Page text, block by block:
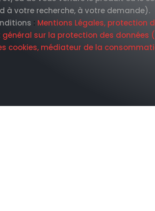
à votre recherche, à votre demande).
: Mentions Légales, protection
sur la protection des données
cookies, médiateur de la